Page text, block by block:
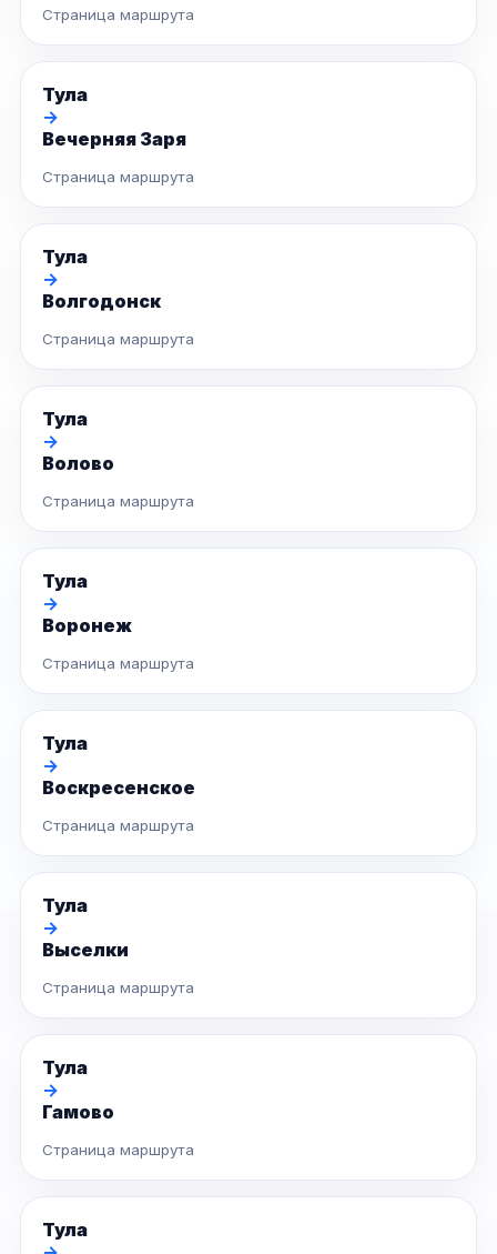
Страница маршрута
Тула
→
Вечерняя Заря
Страница маршрута
Тула
→
Волгодонск
Страница маршрута
Тула
→
Волово
Страница маршрута
Тула
→
Воронеж
Страница маршрута
Тула
→
Воскресенское
Страница маршрута
Тула
→
Выселки
Страница маршрута
Тула
→
Гамово
Страница маршрута
Тула